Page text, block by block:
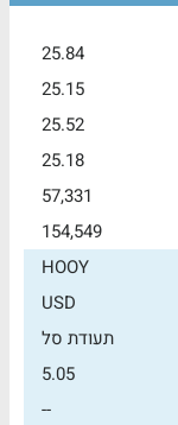
25.84
25.15
25.52
25.18
57,331
154,549
HOOY
USD
תעודת סל
5.05
--